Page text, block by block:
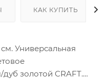
КАК КУПИТЬ
Универсальная
золотой CRAFT.